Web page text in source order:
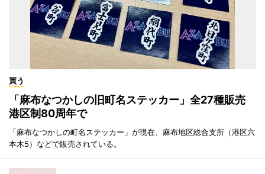
買う
「麻布なつかしの旧町名ステッカー」全27種販売
港区制80周年で
「麻布なつかしの町名ステッカー」が現在、麻布地区総合支所（港区六
本木5）などで販売されている。